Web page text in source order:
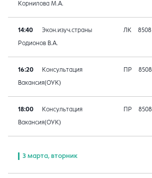
Корнилова М.А.
14:40 Экон.изуч.страны ЛК 8508
Родионов В.А.
16:20 Консультация ПР 8508
Вакансия(ОУК)
18:00 Консультация ПР 8508
Вакансия(ОУК)
3 марта, вторник